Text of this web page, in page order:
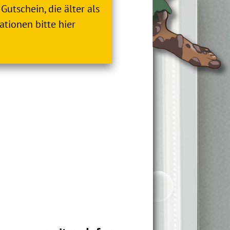
die älter als
bitte hier